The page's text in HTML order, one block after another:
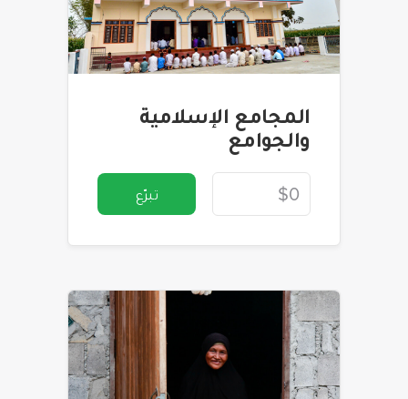
المجامع الإسلامية
والجوامع
تبرّع